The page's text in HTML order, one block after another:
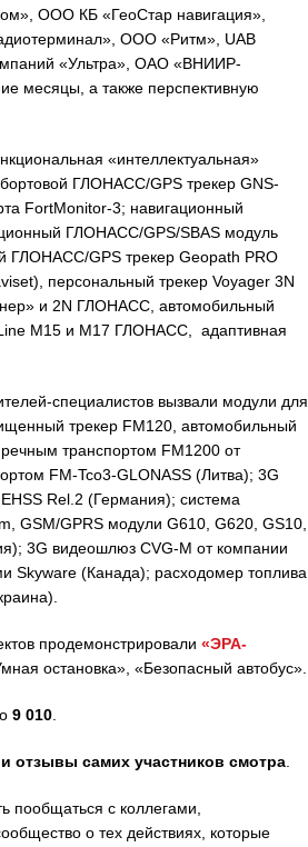
ООО КБ «ГеоСтар навигация»,
ООО «Ритм», UAB
«Ультра», ОАО «ВНИИР-
месяцы, а также перспективную
«интеллектуальная»
ГЛОНАСС/GPS трекер GNS-
FortMonitor-3; навигационный
ГЛОНАСС/GPS/SBAS модуль
ГЛОНАСС/GPS трекер Geopath PRO
персональный трекер Voyager 3N
и 2N ГЛОНАСС, автомобильный
M15 и М17 ГЛОНАСС, адаптивная
специалистов вызвали модули для
трекер FM120, автомобильный
транспортом FM1200 от
FM-Tco3-GLONASS (Литва); 3G
Rel.2 (Германия); система
GSM/GPRS модули G610, G620, GS10,
3G видеошлюз CVG-M от компании
Skyware (Канада); расходомер топлива
продемонстрировали «ЭРА-
остановка», «Безопасный автобус».
9 010.
отзывы самих участников смотра.
пообщаться с коллегами,
о тех действиях, которые